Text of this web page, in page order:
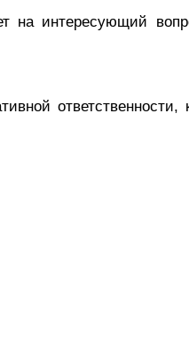
на интересующий